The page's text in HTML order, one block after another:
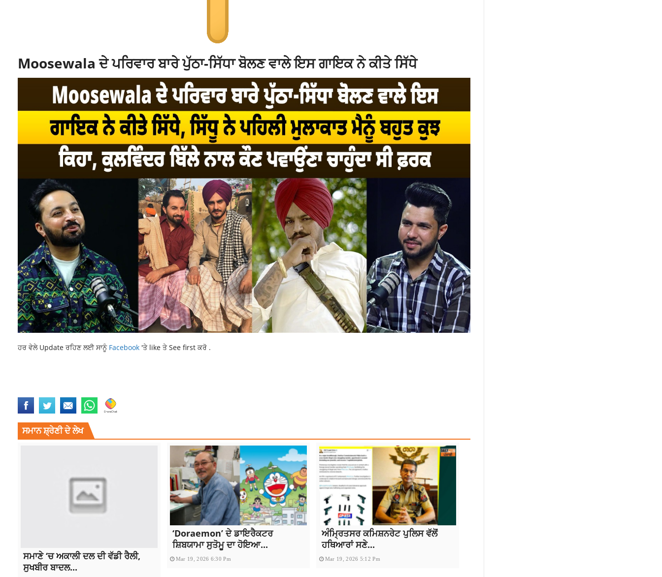
Moosewala ਦੇ ਪਰਿਵਾਰ ਬਾਰੇ ਪੁੱਠਾ-ਸਿੱਧਾ ਬੋਲਣ ਵਾਲੇ ਇਸ ਗਾਇਕ ਨੇ ਕੀਤੇ ਸਿੱਧੇ
ਹਰ ਵੇਲੇ Update ਰਹਿਣ ਲਈ ਸਾਨੂੰ Facebook 'ਤੇ like ਤੇ See first ਕਰੋ .
ਸਮਾਨ ਸ਼੍ਰੇਣੀ ਦੇ ਲੇਖ
ਸਮਾਣੇ ‘ਚ ਅਕਾਲੀ ਦਲ ਦੀ ਵੱਡੀ ਰੈਲੀ,
ਸੁਖਬੀਰ ਬਾਦਲ...
‘Doraemon’ ਦੇ ਡਾਇਰੈਕਟਰ
ਸ਼ਿਬਯਾਮਾ ਸੁਤੋਮੂ ਦਾ ਹੋਇਆ...
Mar 19, 2026 6:30 Pm
ਅੰਮ੍ਰਿਤਸਰ ਕਮਿਸ਼ਨਰੇਟ ਪੁਲਿਸ ਵੱਲੋਂ
ਹਥਿਆਰਾਂ ਸਣੇ...
Mar 19, 2026 5:12 Pm